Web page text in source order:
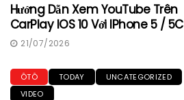
Hướng Dẫn Xem YouTube Trên
CarPlay IOS 10 Với IPhone 5 / 5C
21/07/2026
ÔTÔ TODAY
UNCATEGORIZED
VIDEO